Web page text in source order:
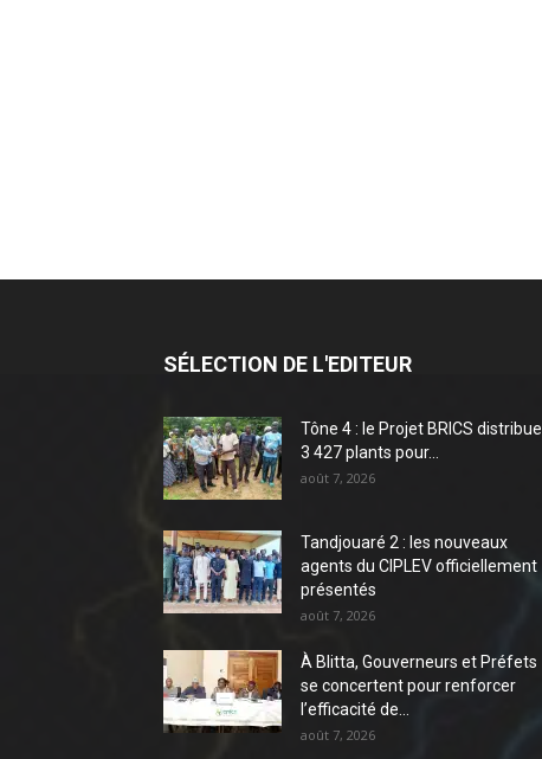
SÉLECTION DE L'EDITEUR
Tône 4 : le Projet BRICS distribue
3 427 plants pour...
août 7, 2026
Tandjouaré 2 : les nouveaux
agents du CIPLEV officiellement
présentés
août 7, 2026
À Blitta, Gouverneurs et Préfets
se concertent pour renforcer
l’efficacité de...
août 7, 2026